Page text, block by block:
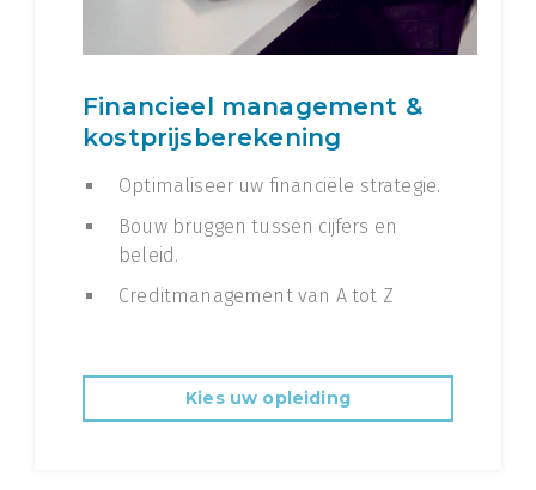
Financieel management &
kostprijsberekening
Optimaliseer uw financiële strategie.
Bouw bruggen tussen cijfers en
beleid.
Creditmanagement van A tot Z
Kies uw opleiding